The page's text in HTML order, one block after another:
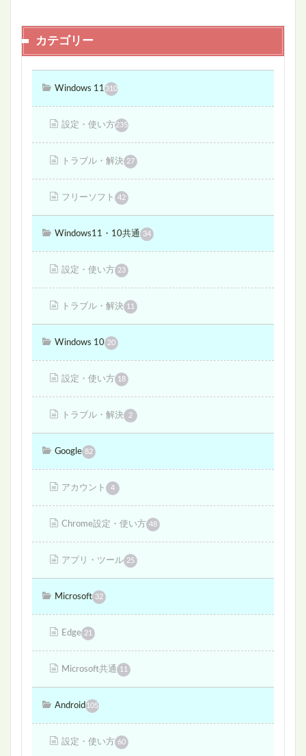
カテゴリー
Windows 11 310
設定・使い方235
トラブル・解決 27
フリーソフト 42
Windows11・10共通 34
設定・使い方 23
トラブル・解決 11
Windows 10 20
設定・使い方 18
トラブル・解決 2
Google 82
アカウント 4
Chrome設定・使い方 48
アプリ・ツール 25
Microsoft 32
Edge 21
Microsoft共通 11
Android 105
設定・使い方 60